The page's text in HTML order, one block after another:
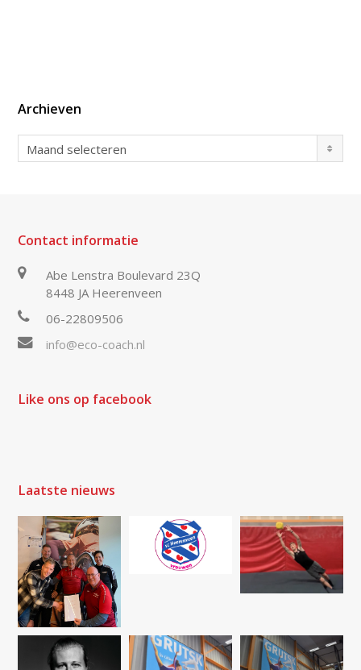
Archieven
Archieven
Maand selecteren
Contact informatie
Abe Lenstra Boulevard 23Q
8448 JA Heerenveen
06-22809506
info@eco-coach.nl
Like ons op facebook
Laatste nieuws